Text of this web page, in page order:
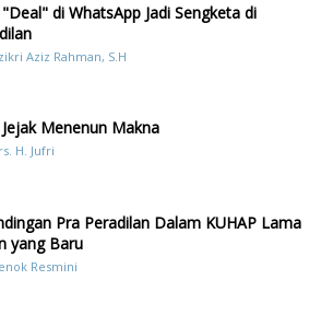
di WhatsApp Jadi Sengketa di
Aziz Rahman, S.H
Menenun Makna
H. Jufri
Pra Peradilan Dalam KUHAP Lama
yang Baru
Resmini